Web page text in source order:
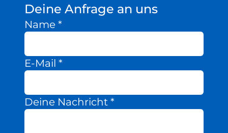
Mess- und Prüfverfahren
Beratung und Studien
Karriere
Offene Stellen
Deine Anfrage an uns
Name *
E-Mail *
Deine Nachricht *